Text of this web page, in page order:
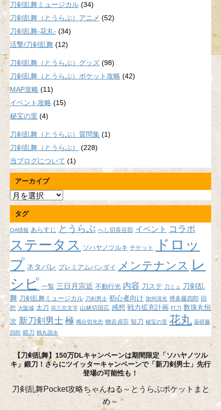
刀剣乱舞ミュージカル (34)
刀剣乱舞（とうらぶ）アニメ (52)
刀剣乱舞-花丸- (34)
活撃/刀剣乱舞 (12)
刀剣乱舞（とうらぶ）グッズ (98)
刀剣乱舞（とうらぶ）ポケット攻略 (42)
MAP攻略 (11)
イベント攻略 (15)
秘宝の里 (4)
刀剣乱舞（とうらぶ）質問集 (1)
刀剣乱舞（とうらぶ）
(228)
当ブログについて (1)
アーカイブ
ア
ー
カ
イ
ブ
タグ
OA情報 あらすじ とうらぶ へし切長谷部 イベント コラボ
ステータス ソハヤノツルキ チケット
ドロッ
プ ネタバレ プレミアムバンダイ メンテナンス レ
シピ 一覧 三日月宗近 不動行光 内容 刀ステ 刀ミュ 刀剣乱
舞 刀剣乱舞ミュージカル 刀剣男士 初心者向け 加州清光 博多藤四郎 回
想 大阪城 太刀 宗三左文字 山姥切国広 感想 戦力拡充計画 打刀 数珠丸恒
次 新刀剣男士 極 燭台切光忠 物吉貞宗 短刀 秘宝の里 花丸 薬研藤
四郎 鍛刀 鶴丸国永
【刀剣乱舞】150万DLキャンペーンは期間限定「ソハヤノツル
キ」鍛刀！さらにツイッターキャンペーンで「新刀剣男士」先行
登場の可能性も！
刀剣乱舞Pocket攻略ちゃんねる～とうらぶポケットまと
め～